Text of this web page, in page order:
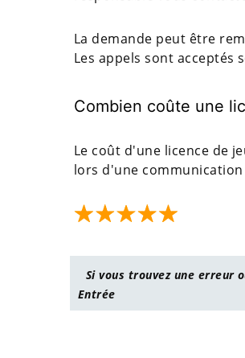
La demande peut être
Les appels sont acceptés
Combien coûte une
Le coût d'une licence de
lors d'une
Si vous trouvez une erreur
Entrée